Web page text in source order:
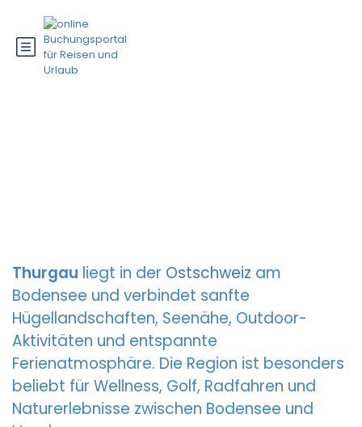
Thurgau liegt in der Ostschweiz am
Bodensee und verbindet sanfte
Hügellandschaften, Seenähe, Outdoor-
Aktivitäten und entspannte
Ferienatmosphäre. Die Region ist besonders
beliebt für Wellness, Golf, Radfahren und
Naturerlebnisse zwischen Bodensee und